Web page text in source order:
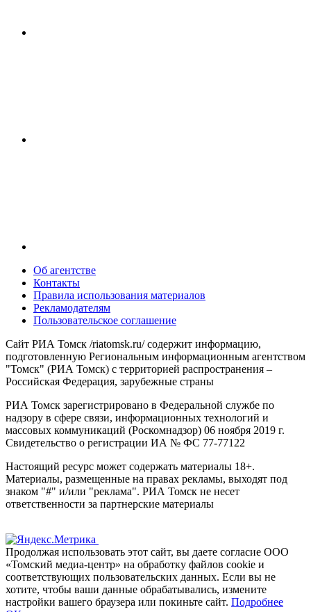
Об агентстве
Контакты
Правила использования материалов
Рекламодателям
Пользовательское соглашение
Сайт РИА Томск /riatomsk.ru/ содержит информацию,
подготовленную Региональным информационным агентством
"Томск" (РИА Томск) с территорией распространения –
Российская Федерация, зарубежные страны
РИА Томск зарегистрировано в Федеральной службе по
надзору в сфере связи, информационных технологий и
массовых коммуникаций (Роскомнадзор) 06 ноября 2019 г.
Свидетельство о регистрации ИА № ФС 77-77122
Настоящий ресурс может содержать материалы 18+.
Материалы, размещенные на правах рекламы, выходят под
знаком "#" и/или "реклама". РИА Томск не несет
ответственности за партнерские материалы
Продолжая использовать этот сайт, вы даете согласие ООО
«Томский медиа-центр» на обработку файлов cookie и
соответствующих пользовательских данных. Если вы не
хотите, чтобы ваши данные обрабатывались, измените
настройки вашего браузера или покиньте сайт. Подробнее